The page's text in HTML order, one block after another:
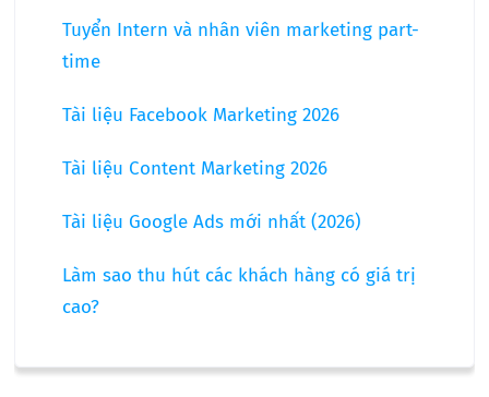
Tuyển Intern và nhân viên marketing part-
time
Tài liệu Facebook Marketing 2026
Tài liệu Content Marketing 2026
Tài liệu Google Ads mới nhất (2026)
Làm sao thu hút các khách hàng có giá trị
cao?